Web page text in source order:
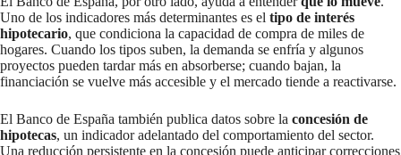
Uno de los indicadores más determinantes es el tipo de interés
hipotecario, que condiciona la capacidad de compra de miles de
hogares. Cuando los tipos suben, la demanda se enfría y algunos
proyectos pueden tardar más en absorberse; cuando bajan, la
financiación se vuelve más accesible y el mercado tiende a reactivarse.
El Banco de España también publica datos sobre la concesión de
hipotecas, un indicador adelantado del comportamiento del sector.
Una reducción persistente en la concesión puede anticipar correcciones